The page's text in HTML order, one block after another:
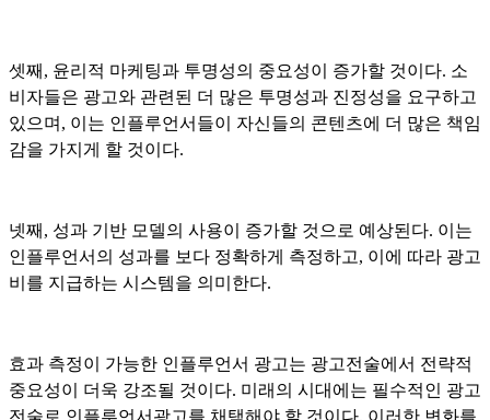
셋째, 윤리적 마케팅과 투명성의 중요성이 증가할 것이다. 소
비자들은 광고와 관련된 더 많은 투명성과 진정성을 요구하고
있으며, 이는 인플루언서들이 자신들의 콘텐츠에 더 많은 책임
감을 가지게 할 것이다.
넷째, 성과 기반 모델의 사용이 증가할 것으로 예상된다. 이는
인플루언서의 성과를 보다 정확하게 측정하고, 이에 따라 광고
비를 지급하는 시스템을 의미한다.
효과 측정이 가능한 인플루언서 광고는 광고전술에서 전략적
중요성이 더욱 강조될 것이다. 미래의 시대에는 필수적인 광고
전술로 인플루언서광고를 채택해야 할 것이다. 이러한 변화를